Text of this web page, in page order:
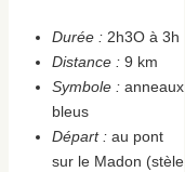
Durée : 2h3O à 3h
Distance : 9 km
Symbole : anneaux
bleus
Départ : au pont
sur le Madon (stèle